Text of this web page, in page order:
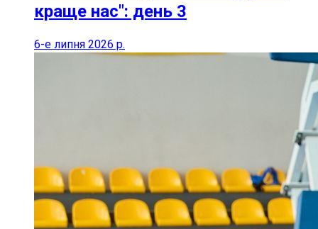
краще нас": день 3
6-е липня 2026 р.